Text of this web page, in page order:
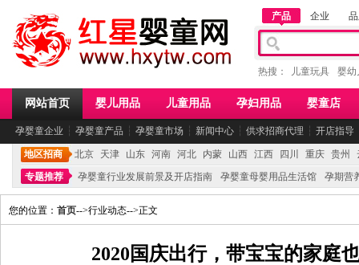
产品 企业
热搜： 儿童玩具 婴幼
网站首页 婴儿用品 儿童用品 孕妇用品 婴童店
孕婴童企业 ┆ 孕婴童产品 ┆ 孕婴童市场 ┆ 新闻中心 ┆ 供求招商代理 ┆ 开店指导
地区招商 北京 天津 山东 河南 河北 内蒙 山西 江西 四川 重庆 贵州
专题推荐
孕婴童行业发展前景及开店指南 孕婴童母婴用品生活馆 孕期营
您的位置： 首页-->行业动态-->正文
2020国庆出行，带宝宝的家庭